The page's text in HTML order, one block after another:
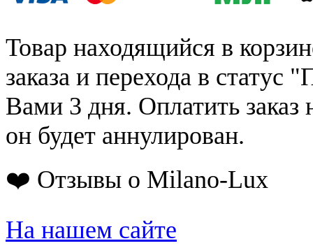
Товар находящийся в
заказа и перехода в статус
Вами 3 дня. Оплатить заказ
он будет аннулирован.
❤️ Отзывы о Milano-Lux
На нашем сайте